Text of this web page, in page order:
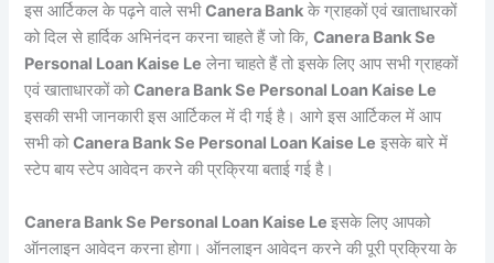
इस आर्टिकल के पढ़ने वाले सभीCanera Bank के ग्राहकों एवं खाताधारकों
को दिल से हार्दिक अभिनंदन करना चाहते हैं जो कि,Canera Bank Se
Personal Loan Kaise Le लेना चाहते हैं तो इसके लिए आप सभी ग्राहकों
एवं खाताधारकों कोCanera Bank Se Personal Loan Kaise Le
इसकी सभी जानकारी इस आर्टिकल में दी गई है। आगे इस आर्टिकल में आप
सभी कोCanera Bank Se Personal Loan Kaise Le इसके बारे में
स्टेप बाय स्टेप आवेदन करने की प्रक्रिया बताई गई है।
Canera Bank Se Personal Loan Kaise Leइसके लिए आपको
ऑनलाइन आवेदन करना होगा। ऑनलाइन आवेदन करने की पूरी प्रक्रिया के